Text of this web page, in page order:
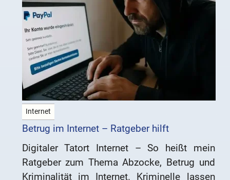
Internet
Betrug im Internet – Ratgeber hilft
Digitaler Tatort Internet – So heißt mein
Ratgeber zum Thema Abzocke, Betrug und
Kriminalität im Internet. Kriminelle lassen